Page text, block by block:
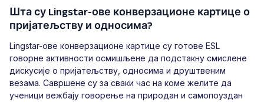
Шта су Lingstar-ове конверзационе картице о
пријатељству и односима?
Lingstar-ове конверзационе картице су готове ESL
говорне активности осмишљене да подстакну смислене
дискусије о пријатељству, односима и друштвеним
везама. Савршене су за сваки час на коме желите да
ученици вежбају говорење на природан и самопоуздан